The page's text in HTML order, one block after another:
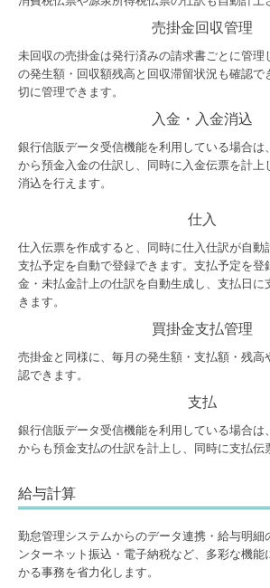
売掛金回収管理
未回収の売掛金は発行済みの請求書ごとに管理
の発生額・回収額残高と回収滞留状況も確認で
切に管理できます。
入金・入金消込
銀行信販データ受信機能を利用している場合は
から預金入金の仕訳し、同時に入金伝票を計上
消込を行えます。
仕入
仕入伝票を作成すると、同時に仕入仕訳が自動
支払予定を自動で登録できます。支払予定を登
金・未払金計上の仕訳を自動生成し、支払日に
きます。
買掛金支払管理
売掛金と同様に、毎月の発生額・支払額・残高
認できます。
支払
銀行信販データ受信機能を利用している場合は
からも預金支払の仕訳を計上し、同時に支払伝
給与計算
勤怠管理システムからのデータ連携・給与明細
ンターネット振込・電子納税など、多彩な機能
かる事務を省力化します。